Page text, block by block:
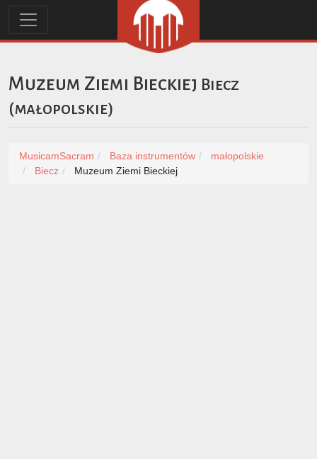
Muzeum Ziemi Bieckiej Biecz
(małopolskie)
MusicamSacram Baza instrumentów
małopolskie
Biecz
Muzeum Ziemi Bieckiej